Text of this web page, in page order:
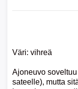
Väri: vihreä
Ajoneuvo
sateelle), mutta